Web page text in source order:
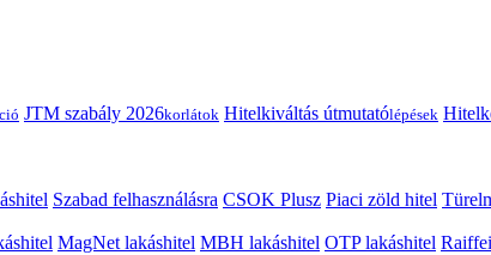
JTM szabály 2026korlátok Hitelkiváltás útmutatólépések
Szabad felhasználásra CSOK Plusz Piaci zöld hitel
MagNet lakáshitel MBH lakáshitel OTP lakáshitel